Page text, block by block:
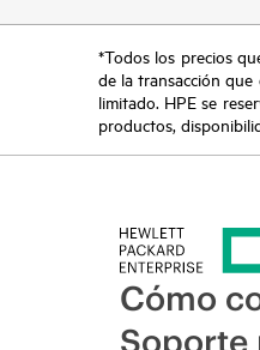
*Todos los precios
de la transacción
limitado. HPE se
productos,
Cómo
Soporte